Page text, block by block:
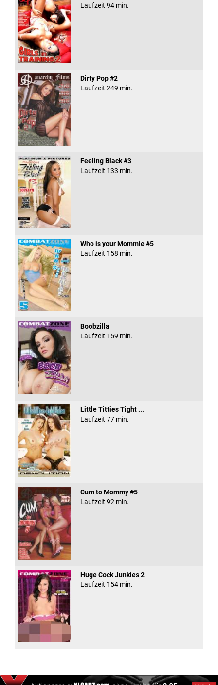
Laufzeit 94 min.
Dirty Pop #2
Laufzeit 249 min.
Feeling Black #3
Laufzeit 133 min.
Who is your Mommie #5
Laufzeit 158 min.
Boobzilla
Laufzeit 159 min.
Little Titties Tight ...
Laufzeit 77 min.
Cum to Mommy #5
Laufzeit 92 min.
Huge Cock Junkies 2
Laufzeit 154 min.